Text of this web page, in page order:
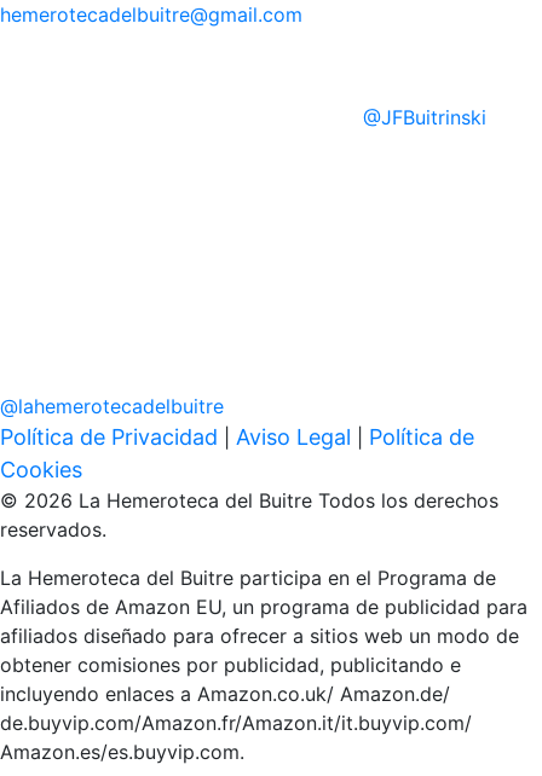
hemerotecadelbuitre@gmail.com
@JFBuitrinski
@lahemerotecadelbuitre
Política de Privacidad Aviso Legal
Política de
Cookies
© 2026 La Hemeroteca del Buitre Todos los derechos
reservados.
La Hemeroteca del Buitre participa en el Programa de
Afiliados de Amazon EU, un programa de publicidad para
afiliados diseñado para ofrecer a sitios web un modo de
obtener comisiones por publicidad, publicitando e
incluyendo enlaces a Amazon.co.uk/ Amazon.de/
de.buyvip.com/Amazon.fr/Amazon.it/it.buyvip.com/
Amazon.es/es.buyvip.com.